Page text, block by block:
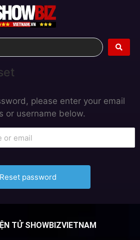
please enter your email
or username below.
TỬ SHOWBIZVIETNAM